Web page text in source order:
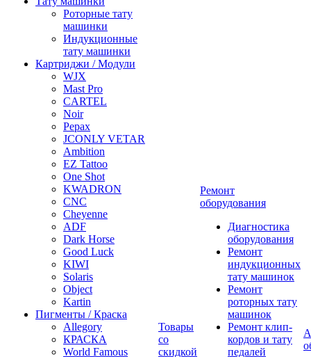
Роторные тату
машинки
Индукционные
тату машинки
Картриджи / Модули
WJX
Mast Pro
CARTEL
Noir
Pepax
JCONLY VETAR
Ambition
EZ Tattoo
One Shot
KWADRON
CNC
Cheyenne
ADF
Dark Horse
Good Luck
KIWI
Solaris
Object
Kartin
Пигменты / Краска
Allegory
КРАСКА
World Famous
Товары
со
скидкой
Ремонт
оборудования
Диагностика
оборудования
Ремонт
индукционных
тату машинок
Ремонт
роторных тату
машинок
Ремонт клип-
кордов и тату
педалей